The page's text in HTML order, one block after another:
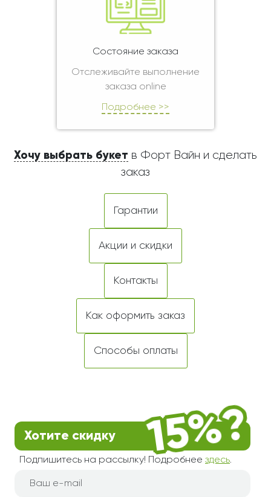
Состояние заказа
Отслеживайте выполнение
заказа online
Подробнее >>
Хочу выбрать букет в Форт Вайн и сделать
заказ
Гарантии
Акции и скидки
Контакты
Как оформить заказ
Способы оплаты
Хотите скидку
Подпишитесь на рассылку! Подробнее здесь.